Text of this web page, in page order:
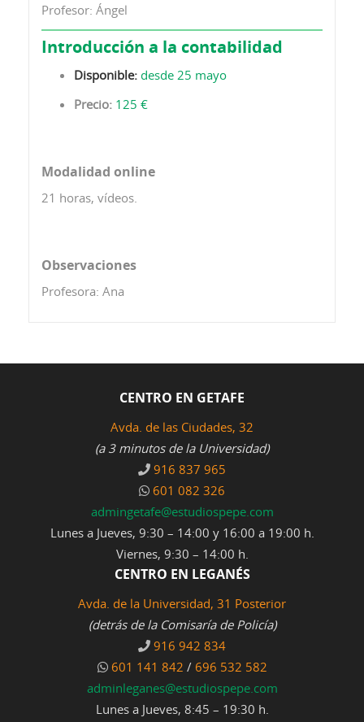
Profesor: Ángel
Introducción a la contabilidad
Disponible: desde 25 mayo
Precio: 125 €
Modalidad online
21 horas, vídeos.
Observaciones
Profesora: Ana
CENTRO EN GETAFE
Avda. de las Ciudades, 32
(a 3 minutos de la Universidad)
916 837 965
601 082 326
admingetafe@estudiospepe.com
Lunes a Jueves, 9:30 – 14:00 y 16:00 a 19:00 h.
Viernes, 9:30 – 14:00 h.
CENTRO EN LEGANÉS
Avda. de la Universidad, 31 Posterior
(detrás de la Comisaría de Policía)
916 942 834
601 141 842 / 696 532 582
adminleganes@estudiospepe.com
Lunes a Jueves, 8:45 – 19:30 h.